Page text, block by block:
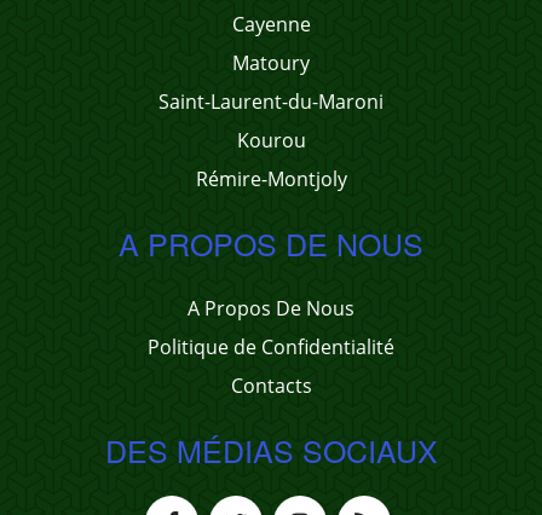
Cayenne
Matoury
Saint-Laurent-du-Maroni
Kourou
Rémire-Montjoly
A PROPOS DE NOUS
A Propos De Nous
Politique de Confidentialité
Contacts
DES MÉDIAS SOCIAUX